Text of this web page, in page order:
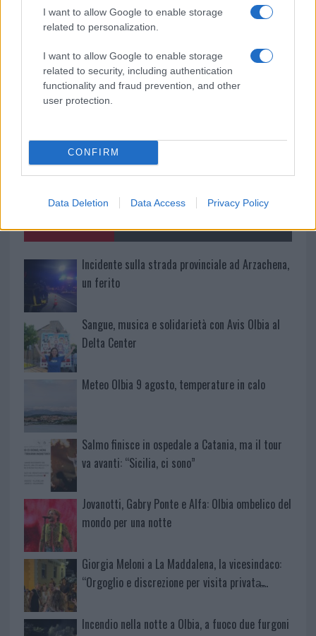
I want to allow Google to enable storage
related to personalization.
I want to allow Google to enable storage
related to security, including authentication
functionality and fraud prevention, and other
user protection.
CONFIRM
Data Deletion Data Access Privacy Policy
daGoogle News
Condividi l'articolo
F
ce
b
o
k
T
it
te
Pi
te
re
W
at
s
p
p
S
a
Articolo precedente
Prossimo articolo
Incidente sulla strada provinciale ad Arzachena,
un ferito
Sangue, musica e solidarietà con Avis Olbia al
Delta Center
Meteo Olbia 9 agosto, temperature in calo
Salmo finisce in ospedale a Catania, ma il tour
va avanti: “Sicilia, ci sono”
Jovanotti, Gabry Ponte e Alfa: Olbia ombelico del
mondo per una notte
Giorgia Meloni a La Maddalena, la vicesindaco:
“Orgoglio e discrezione per visita privata̶…
Incendio nella notte a Olbia, a fuoco due furgoni